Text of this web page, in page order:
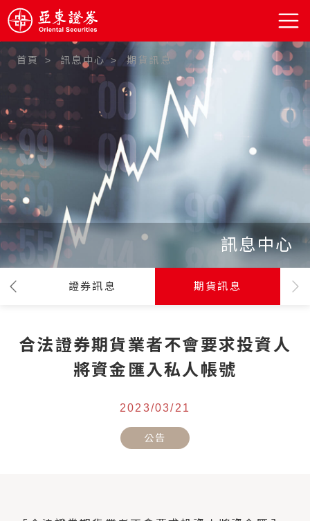
:::
首頁 訊息中心 期貨訊息
訊息中心
證券訊息 期貨訊息
合法證券期貨業者不會要求投資人
將資金匯入私人帳號
2023/03/21
公告